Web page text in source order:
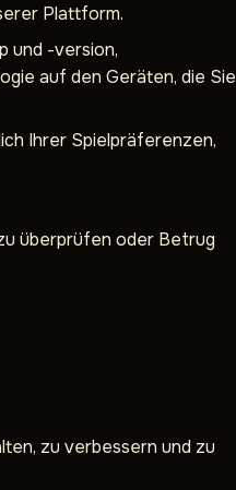
Plattform.
und -version,
auf den Geräten, die Sie
Ihrer Spielpräferenzen,
überprüfen oder Betrug
zu verbessern und zu